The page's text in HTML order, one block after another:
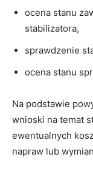
ocena stanu
⁢stabilizatora,
sprawdzenie
ocena stanu
Na ⁢podstawie
wnioski na temat
ewentualnych⁢
napraw lub